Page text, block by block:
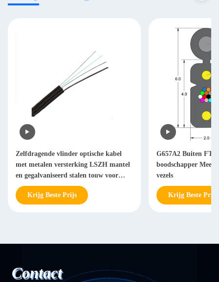
Zelfdragende vlinder optische kabel
met metalen versterking LSZH mantel
en gegalvaniseerd stalen touw voor
FTTH dropkabel
Krijg Beste Prijs
G657A2 Buiten
boodschapper
vezels
Krijg Beste Prijs
Contact